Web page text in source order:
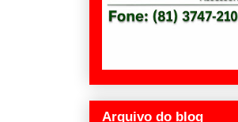
Arquivo do blog